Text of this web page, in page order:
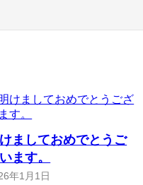
ましておめでとうご
ます。
年1月1日